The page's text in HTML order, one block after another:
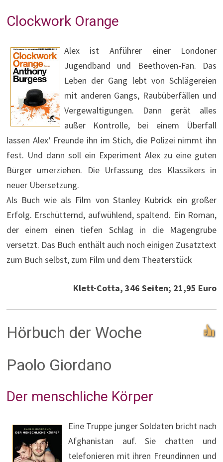
Clockwork Orange
Alex ist Anführer einer Londoner
Jugendband und Beethoven-Fan. Das
Leben der Gang lebt von Schlägereien
mit anderen Gangs, Raubüberfällen und
Vergewaltigungen. Dann gerät alles
außer Kontrolle, bei einem Überfall
lassen Alex‘ Freunde ihn im Stich, die Polizei nimmt ihn
fest. Und dann soll ein Experiment Alex zu eine guten
Bürger umerziehen. Die Urfassung des Klassikers in
neuer Übersetzung.
Als Buch wie als Film von Stanley Kubrick ein großer
Erfolg. Erschütternd, aufwühlend, spaltend. Ein Roman,
der einem einen tiefen Schlag in die Magengrube
versetzt. Das Buch enthält auch noch einigen Zusatztext
zum Buch selbst, zum Film und dem Theaterstück
Klett-Cotta, 346 Seiten; 21,95 Euro
Hörbuch der Woche
Paolo Giordano
Der menschliche Körper
Eine Truppe junger Soldaten bricht nach
Afghanistan auf. Sie chatten und
telefonieren mit ihren Freundinnen und